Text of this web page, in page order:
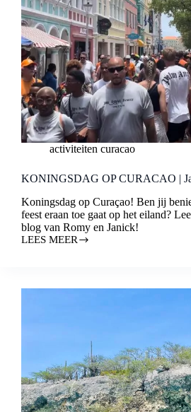
activiteiten curacao
KONINGSDAG OP CURACAO |
Koningsdag op Curaçao! Ben jij
feest eraan toe gaat op het eiland?
blog van Romy en Janick!
LEES MEER
KONINGSDAG